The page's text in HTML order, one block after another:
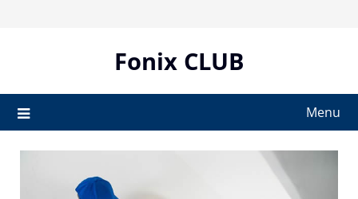
Fonix CLUB
Menu